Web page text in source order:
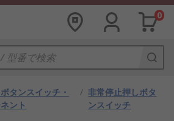
0
タンスイッチ・
ント
/ 非常停止押しボタ
ンスイッチ